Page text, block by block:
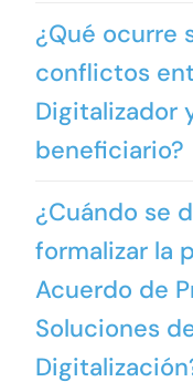
¿Qué ocurre
conflictos
Digitalizador
beneficiario?
¿Cuándo se
formalizar la
Acuerdo de
Soluciones